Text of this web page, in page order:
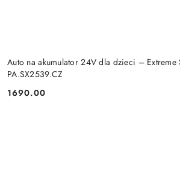
Auto na akumulator 24V dla dzieci – Extreme
PA.SX2539.CZ
Cena:
1690.00